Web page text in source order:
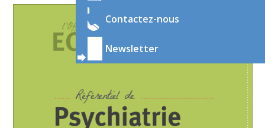
Contactez-nous
Newsletter